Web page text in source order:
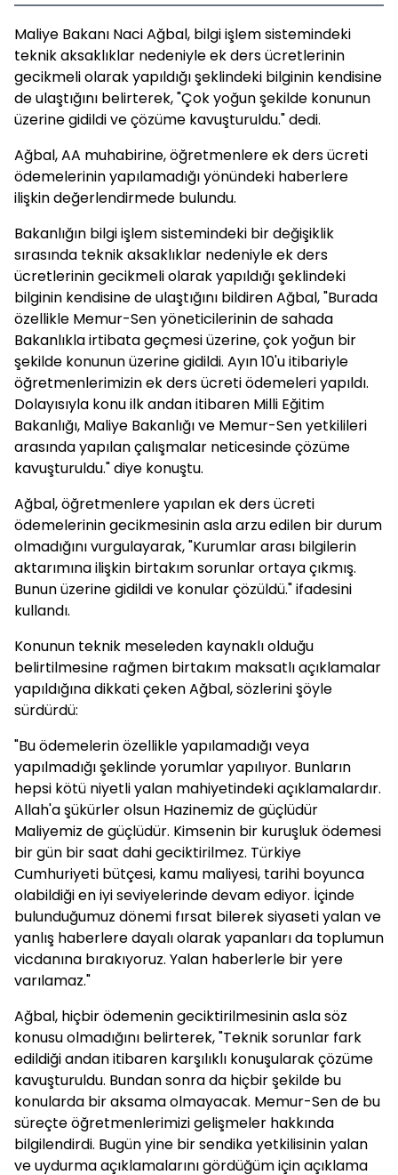
Maliye Bakanı Naci Ağbal, bilgi işlem sistemindeki
teknik aksaklıklar nedeniyle ek ders ücretlerinin
gecikmeli olarak yapıldığı şeklindeki bilginin kendisine
de ulaştığını belirterek, "Çok yoğun şekilde konunun
üzerine gidildi ve çözüme kavuşturuldu." dedi.
Ağbal, AA muhabirine, öğretmenlere ek ders ücreti
ödemelerinin yapılamadığı yönündeki haberlere
ilişkin değerlendirmede bulundu.
Bakanlığın bilgi işlem sistemindeki bir değişiklik
sırasında teknik aksaklıklar nedeniyle ek ders
ücretlerinin gecikmeli olarak yapıldığı şeklindeki
bilginin kendisine de ulaştığını bildiren Ağbal, "Burada
özellikle Memur-Sen yöneticilerinin de sahada
Bakanlıkla irtibata geçmesi üzerine, çok yoğun bir
şekilde konunun üzerine gidildi. Ayın 10'u itibariyle
öğretmenlerimizin ek ders ücreti ödemeleri yapıldı.
Dolayısıyla konu ilk andan itibaren Milli Eğitim
Bakanlığı, Maliye Bakanlığı ve Memur-Sen yetkilileri
arasında yapılan çalışmalar neticesinde çözüme
kavuşturuldu." diye konuştu.
Ağbal, öğretmenlere yapılan ek ders ücreti
ödemelerinin gecikmesinin asla arzu edilen bir durum
olmadığını vurgulayarak, "Kurumlar arası bilgilerin
aktarımına ilişkin birtakım sorunlar ortaya çıkmış.
Bunun üzerine gidildi ve konular çözüldü." ifadesini
kullandı.
Konunun teknik meseleden kaynaklı olduğu
belirtilmesine rağmen birtakım maksatlı açıklamalar
yapıldığına dikkati çeken Ağbal, sözlerini şöyle
sürdürdü:
"Bu ödemelerin özellikle yapılamadığı veya
yapılmadığı şeklinde yorumlar yapılıyor. Bunların
hepsi kötü niyetli yalan mahiyetindeki açıklamalardır.
Allah'a şükürler olsun Hazinemiz de güçlüdür
Maliyemiz de güçlüdür. Kimsenin bir kuruşluk ödemesi
bir gün bir saat dahi geciktirilmez. Türkiye
Cumhuriyeti bütçesi, kamu maliyesi, tarihi boyunca
olabildiği en iyi seviyelerinde devam ediyor. İçinde
bulunduğumuz dönemi fırsat bilerek siyaseti yalan ve
yanlış haberlere dayalı olarak yapanları da toplumun
vicdanına bırakıyoruz. Yalan haberlerle bir yere
varılamaz."
Ağbal, hiçbir ödemenin geciktirilmesinin asla söz
konusu olmadığını belirterek, "Teknik sorunlar fark
edildiği andan itibaren karşılıklı konuşularak çözüme
kavuşturuldu. Bundan sonra da hiçbir şekilde bu
konularda bir aksama olmayacak. Memur-Sen de bu
süreçte öğretmenlerimizi gelişmeler hakkında
bilgilendirdi. Bugün yine bir sendika yetkilisinin yalan
ve uydurma açıklamalarını gördüğüm için açıklama